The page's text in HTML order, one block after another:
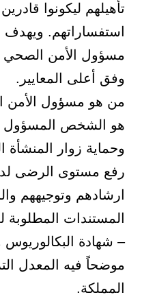
تأهيلهم ليكونوا
استفساراتهم. ويهدف
مسؤول الأمن الصحي
وفق أعلى المعايير.
من هو مسؤول الأمن
هو الشخص المسؤول عن
وحماية زوار
رفع مستوى الرضى
ارشادهم وتوجيههم
المستندات المطلوبة
– شهادة البكالوريوس
موضحاً فيه المعدل
المملكة.